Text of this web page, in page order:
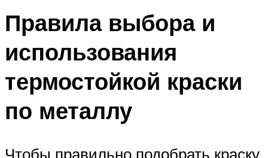
Правила выбора и
использования
термостойкой краски
по металлу
Чтобы правильно подобрать краску